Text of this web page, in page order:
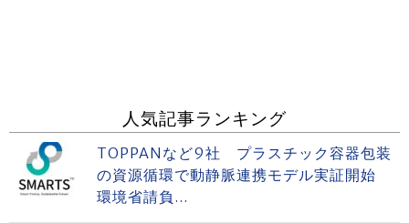
人気記事ランキング
TOPPANなど9社 プラスチック容器包装
の資源循環で動静脈連携モデル実証開始
環境省請負...